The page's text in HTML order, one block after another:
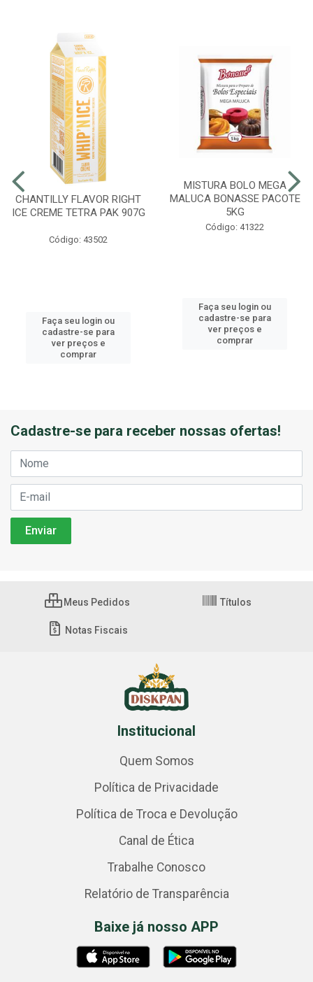
CHANTILLY FLAVOR RIGHT
ICE CREME TETRA PAK 907G
Código: 43502
Faça seu login ou
cadastre-se para
ver preços e
comprar
MISTURA BOLO MEGA
MALUCA BONASSE PACOTE
5KG
Código: 41322
Faça seu login ou
cadastre-se para
ver preços e
comprar
Cadastre-se para receber nossas ofertas!
Meus Pedidos Títulos
Notas Fiscais
Institucional
Quem Somos
Política de Privacidade
Política de Troca e Devolução
Canal de Ética
Trabalhe Conosco
Relatório de Transparência
Baixe já nosso APP